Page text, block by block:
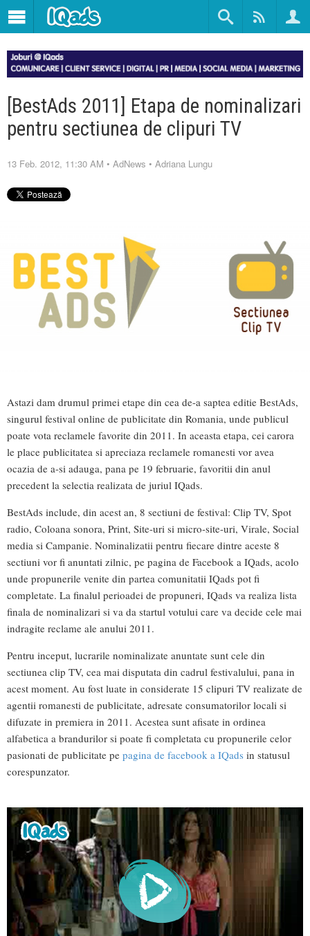
[BestAds 2011] Etapa de nominalizari
pentru sectiunea de clipuri TV
13 Feb. 2012, 11:30 AM • AdNews • Adriana Lungu
Astazi dam drumul primei etape din cea de-a saptea editie BestAds,
singurul festival online de publicitate din Romania, unde publicul
poate vota reclamele favorite din 2011. In aceasta etapa, cei carora
le place publicitatea si apreciaza reclamele romanesti vor avea
ocazia de a-si adauga, pana pe 19 februarie, favoritii din anul
precedent la selectia realizata de juriul IQads.
BestAds include, din acest an, 8 sectiuni de festival: Clip TV, Spot
radio, Coloana sonora, Print, Site-uri si micro-site-uri, Virale, Social
media si Campanie. Nominalizatii pentru fiecare dintre aceste 8
sectiuni vor fi anuntati zilnic, pe pagina de Facebook a IQads, acolo
unde propunerile venite din partea comunitatii IQads pot fi
completate. La finalul perioadei de propuneri, IQads va realiza lista
finala de nominalizari si va da startul votului care va decide cele mai
indragite reclame ale anului 2011.
Pentru inceput, lucrarile nominalizate anuntate sunt cele din
sectiunea clip TV, cea mai disputata din cadrul festivalului, pana in
acest moment. Au fost luate in considerate 15 clipuri TV realizate de
agentii romanesti de publicitate, adresate consumatorilor locali si
difuzate in premiera in 2011. Acestea sunt afisate in ordinea
alfabetica a brandurilor si poate fi completata cu propunerile celor
pasionati de publicitate pe pagina de facebook a IQads in statusul
corespunzator.